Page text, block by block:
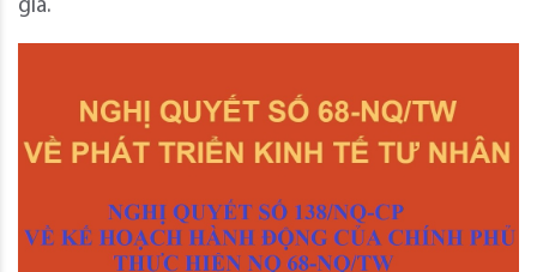
gia.